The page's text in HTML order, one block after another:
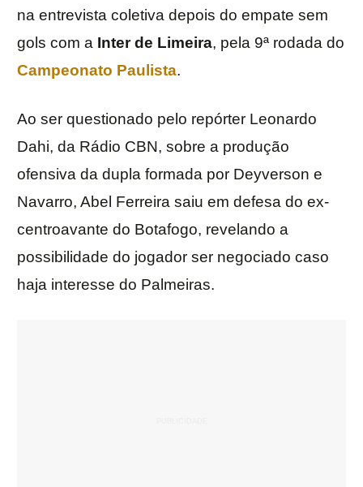
na entrevista coletiva depois do empate sem
gols com a Inter de Limeira, pela 9ª rodada do
Campeonato Paulista.
Ao ser questionado pelo repórter Leonardo
Dahi, da Rádio CBN, sobre a produção
ofensiva da dupla formada por Deyverson e
Navarro, Abel Ferreira saiu em defesa do ex-
centroavante do Botafogo, revelando a
possibilidade do jogador ser negociado caso
haja interesse do Palmeiras.